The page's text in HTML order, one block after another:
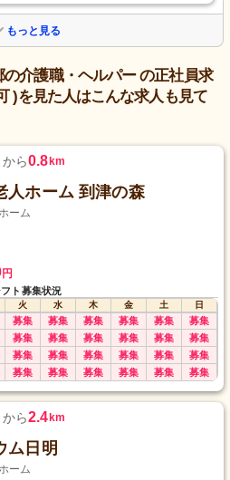
もっと見る
介護職・ヘルパー の正社員求
)を見た人はこんな求人も見て
ら0.8km
人ホーム 到津の森
ーム
円
ト募集状況
火 水 木 金 土
日
募集 募集 募集 募集 募集 募集
募集 募集 募集 募集 募集 募集
募集 募集 募集 募集 募集 募集
募集 募集 募集 募集 募集 募集
ら2.4km
ム日明
ーム